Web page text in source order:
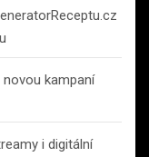
kampaní
i digitální